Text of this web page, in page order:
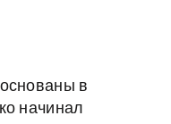
в
начинал